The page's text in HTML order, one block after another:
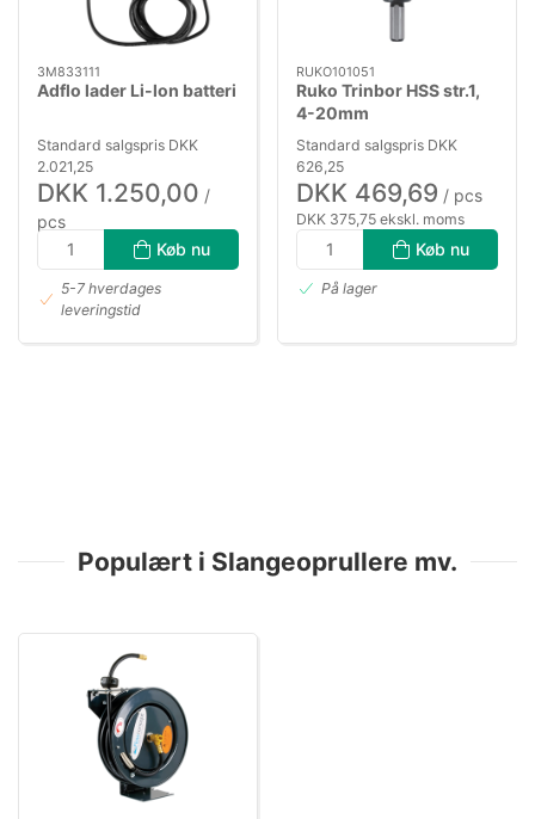
3M833111
Adflo lader Li-lon batteri
Standard salgspris DKK
2.021,25
DKK 1.250,00 /
pcs
DKK 1.000,00 ekskl. moms
Køb nu
5-7 hverdages
leveringstid
RUKO101051
Ruko Trinbor HSS str.1,
4-20mm
Standard salgspris DKK
626,25
DKK 469,69 / pcs
DKK 375,75 ekskl. moms
Køb nu
På lager
Populært i Slangeoprullere mv.